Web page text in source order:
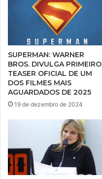
SUPERMAN: WARNER
BROS. DIVULGA PRIMEIRO
TEASER OFICIAL DE UM
DOS FILMES MAIS
AGUARDADOS DE 2025
19 de dezembro de 2024